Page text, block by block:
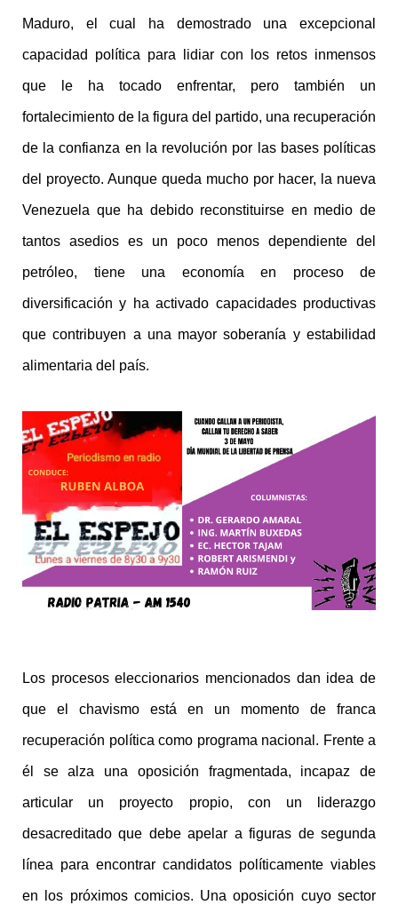
Maduro, el cual ha demostrado una excepcional
capacidad política para lidiar con los retos inmensos
que le ha tocado enfrentar, pero también un
fortalecimiento de la figura del partido, una recuperación
de la confianza en la revolución por las bases políticas
del proyecto. Aunque queda mucho por hacer, la nueva
Venezuela que ha debido reconstituirse en medio de
tantos asedios es un poco menos dependiente del
petróleo, tiene una economía en proceso de
diversificación y ha activado capacidades productivas
que contribuyen a una mayor soberanía y estabilidad
alimentaria del país.
Los procesos eleccionarios mencionados dan idea de
que el chavismo está en un momento de franca
recuperación política como programa nacional. Frente a
él se alza una oposición fragmentada, incapaz de
articular un proyecto propio, con un liderazgo
desacreditado que debe apelar a figuras de segunda
línea para encontrar candidatos políticamente viables
en los próximos comicios. Una oposición cuyo sector